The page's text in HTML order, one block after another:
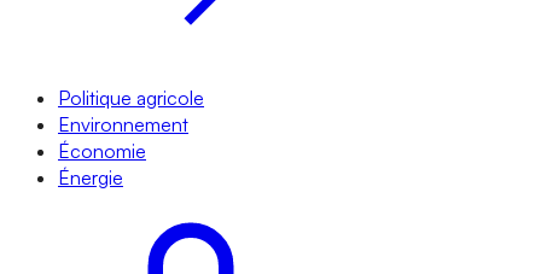
Politique agricole
Environnement
Économie
Énergie